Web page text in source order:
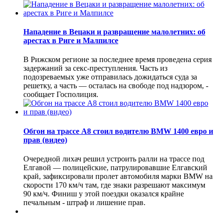
Нападение в Вецаки и развращение малолетних: об
арестах в Риге и Малпилсе
В Рижском регионе за последнее время проведена серия
задержаний за секс-преступления. Часть из
подозреваемых уже отправилась дожидаться суда за
решетку, а часть — осталась на свободе под надзором, -
сообщает Госполиция.
Обгон на трассе А8 стоил водителю BMW 1400 евро и
прав (видео)
Очередной лихач решил устроить ралли на трассе под
Елгавой — полицейские, патрулировавшие Елгавский
край, зафиксировали пролет автомобиля марки BMW на
скорости 170 км/ч там, где знаки разрешают максимум
90 км/ч. Финиш у этой поездки оказался крайне
печальным - штраф и лишение прав.